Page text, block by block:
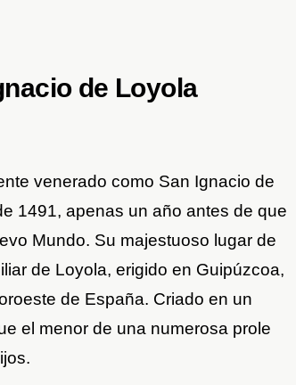
de Loyola
venerado como San Ignacio de
1491, apenas un año antes de que
Mundo. Su majestuoso lugar de
de Loyola, erigido en Guipúzcoa,
de España. Criado en un
el menor de una numerosa prole